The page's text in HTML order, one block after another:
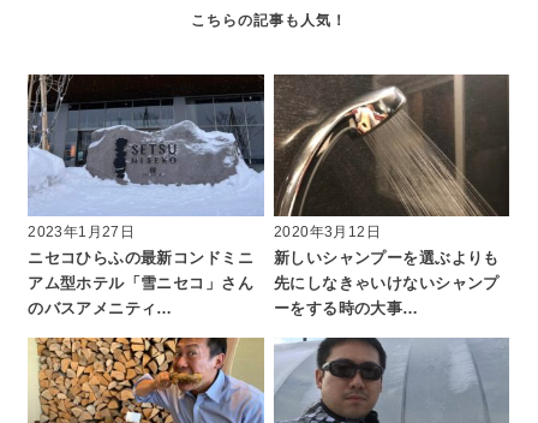
s
2023年1月27日
ニセコひらふの最新コンドミニ
アム型ホテル「雪ニセコ」さん
のバスアメニティ…
2020年3月12日
新しいシャンプーを選ぶよりも
先にしなきゃいけないシャンプ
ーをする時の大事…